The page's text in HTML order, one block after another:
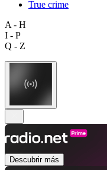
True crime
A - H
I - P
Q - Z
Descubrir más